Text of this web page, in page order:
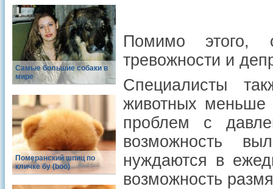
Самые большие собаки в
мире
Померанский шпиц по
кличке бу (boo)
Помимо этого,
тревожности и
Специалисты
животных меньше
проблем с
возможность
нуждаются в
возможность